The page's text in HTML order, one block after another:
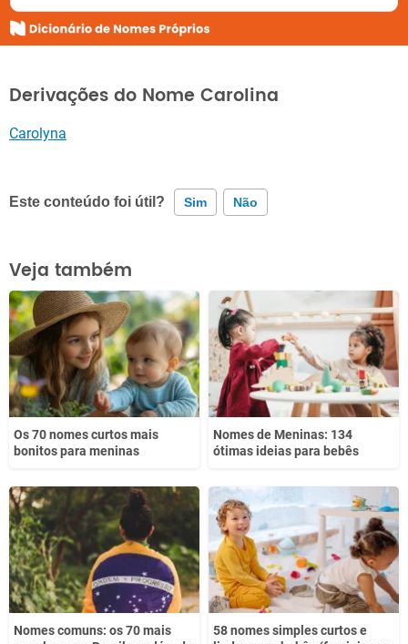
Derivações do Nome Carolina
Carolyna
Este conteúdo foi útil? Sim Não
Este conteúdo contém informação incorreta
Este conteúdo não tem a informação que procuro
Outro
Veja também
Os 70 nomes curtos mais
bonitos para meninas
Nomes de Meninas: 134
ótimas ideias para bebês
Nomes comuns: os 70 mais
58 nomes simples curtos e